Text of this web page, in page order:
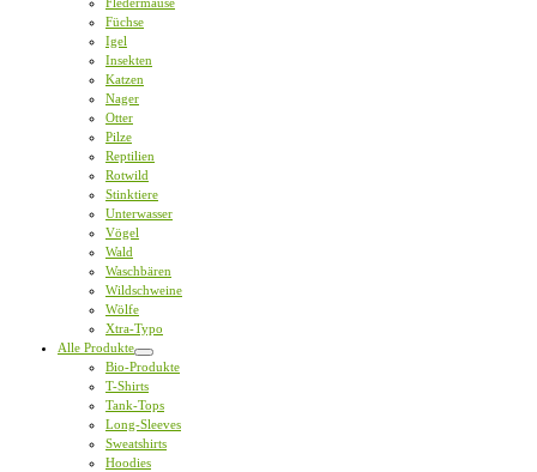
Füchse
Igel
Insekten
Katzen
Nager
Otter
Pilze
Reptilien
Rotwild
Stinktiere
Unterwasser
Vögel
Wald
Waschbären
Wildschweine
Wölfe
Xtra-Typo
Alle Produkte
Bio-Produkte
T-Shirts
Tank-Tops
Long-Sleeves
Sweatshirts
Hoodies